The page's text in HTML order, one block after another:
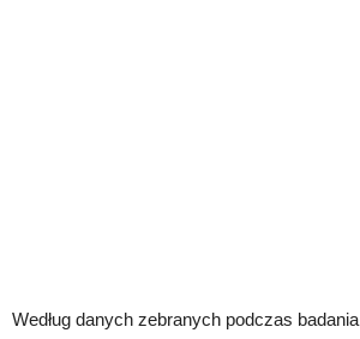
Według danych zebranych podczas badania